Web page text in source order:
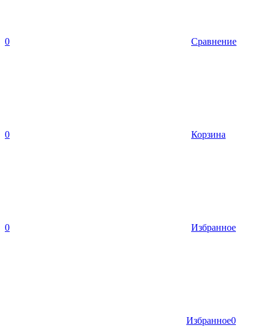
0 Сравнение
0 Корзина
0 Избранное
Избранное0